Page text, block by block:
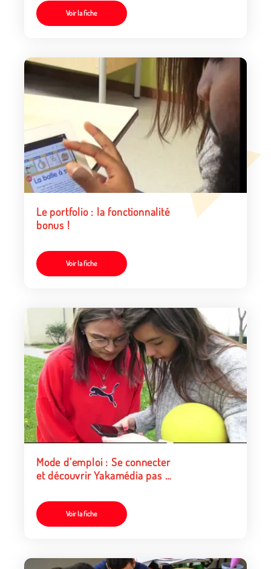
Voir la fiche
Le portfolio : la fonctionnalité
bonus !
Voir la fiche
Mode d’emploi : Se connecter
et découvrir Yakamédia pas à
Voir la fiche